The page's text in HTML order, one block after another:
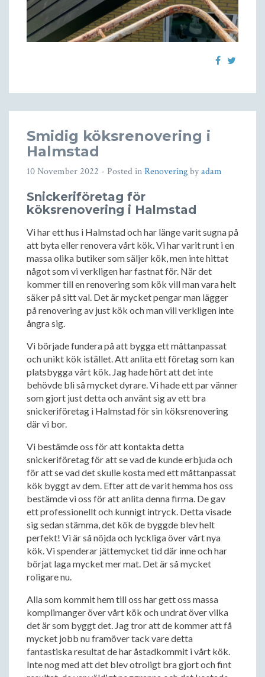
Smidig köksrenovering i
Halmstad
10 November 2022 - Posted inRenoveringbyadam
Snickeriföretag för
köksrenovering i Halmstad
Vi har ett hus i Halmstad och har länge varit sugna på
att byta eller renovera vårt kök. Vi har varit runt i en
massa olika butiker som säljer kök, men inte hittat
något som vi verkligen har fastnat för. När det
kommer till en renovering som kök vill man vara helt
säker på sitt val. Det är mycket pengar man lägger
på renovering av just kök och man vill verkligen inte
ångra sig.
Vi började fundera på att bygga ett måttanpassat
och unikt kök istället. Att anlita ett företag som kan
platsbygga vårt kök. Jag hade hört att det inte
behövde bli så mycket dyrare. Vi hade ett par vänner
som gjort just detta och använt sig av ett bra
snickeriföretag i Halmstad för sin köksrenovering
där vi bor.
Vi bestämde oss för att kontakta detta
snickeriföretag för att se vad de kunde erbjuda och
för att se vad det skulle kosta med ett måttanpassat
kök byggt av dem. Efter att de varit hemma hos oss
bestämde vi oss för att anlita denna firma. De gav
ett professionellt och kunnigt intryck. Detta visade
sig sedan stämma, det kök de byggde blev helt
perfekt! Vi är så nöjda och lyckliga över vårt nya
kök. Vi spenderar jättemycket tid där inne och har
börjat laga mycket mer mat. Det är så mycket
roligare nu.
Alla som kommit hem till oss har gett oss massa
komplimanger över vårt kök och undrat över vilka
det är som byggt det. Jag tror att de kommer att få
mycket jobb nu framöver tack vare detta
fantastiska resultat de har åstadkommit i vårt kök.
Inte nog med att det blev otroligt bra gjort och fint